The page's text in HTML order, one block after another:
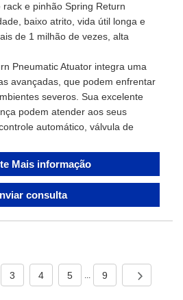
e pinhão Spring Return
baixo atrito, vida útil longa e
de 1 milhão de vezes, alta
Pneumatic Atuator integra uma
avançadas, que podem enfrentar
severos. Sua excelente
podem atender aos seus
automático, válvula de
Mais informação
consulta
3 4 5 ... 9